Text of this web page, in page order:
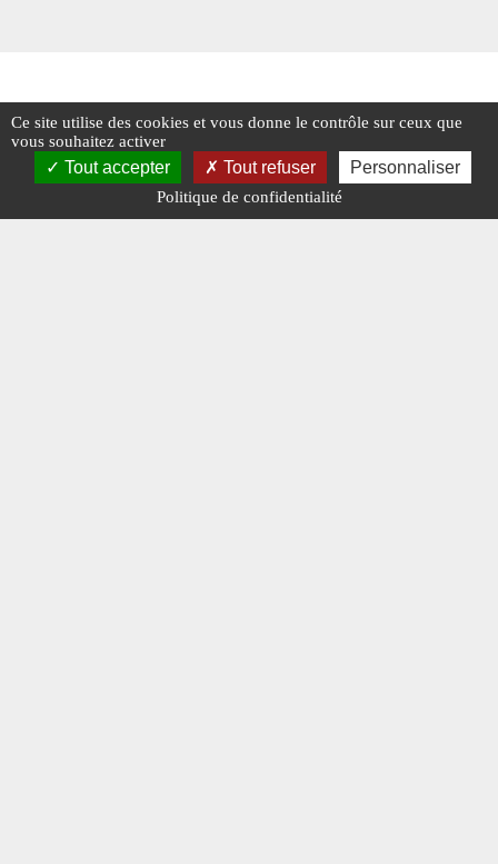
Ce site utilise des cookies et vous donne le contrôle sur ceux que
vous souhaitez activer
Tout accepter Tout refuser Personnaliser
Politique de confidentialité